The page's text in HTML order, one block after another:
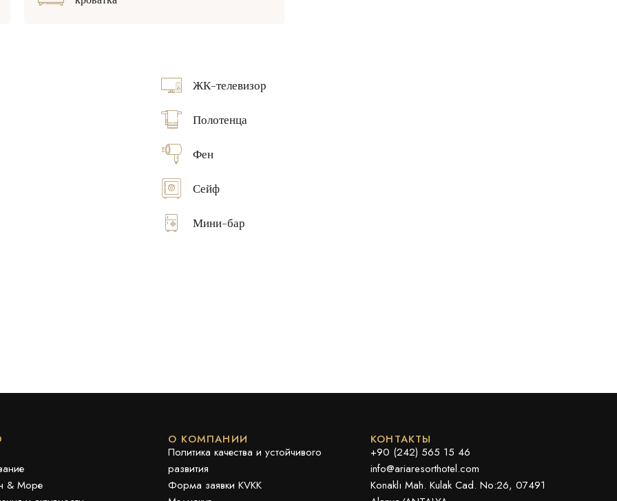
ЖК-телевизор
Полотенца
Фен
Сейф
Мини-бар
& Море
О КОМПАНИИ
Политика качества и устойчивого
развития
Форма заявки KVKK
КОНТАКТЫ
+90 (242) 565 15 46
info@ariaresorthotel.com
Konaklı Mah. Kulak Cad. No:26, 07491